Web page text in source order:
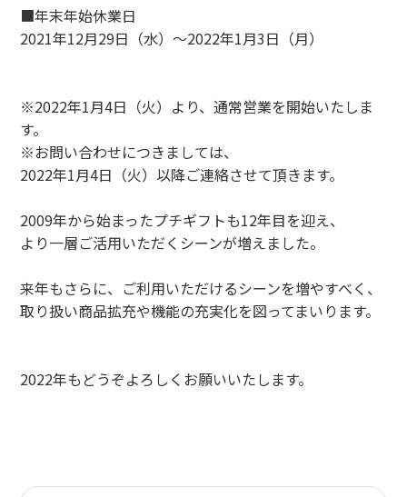
■年末年始休業日
2021年12月29日（水）～2022年1月3日（月）
※2022年1月4日（火）より、通常営業を開始いたしま
す。
※お問い合わせにつきましては、
2022年1月4日（火）以降ご連絡させて頂きます。
2009年から始まったプチギフトも12年目を迎え、
より一層ご活用いただくシーンが増えました。
来年もさらに、ご利用いただけるシーンを増やすべく、
取り扱い商品拡充や機能の充実化を図ってまいります。
2022年もどうぞよろしくお願いいたします。